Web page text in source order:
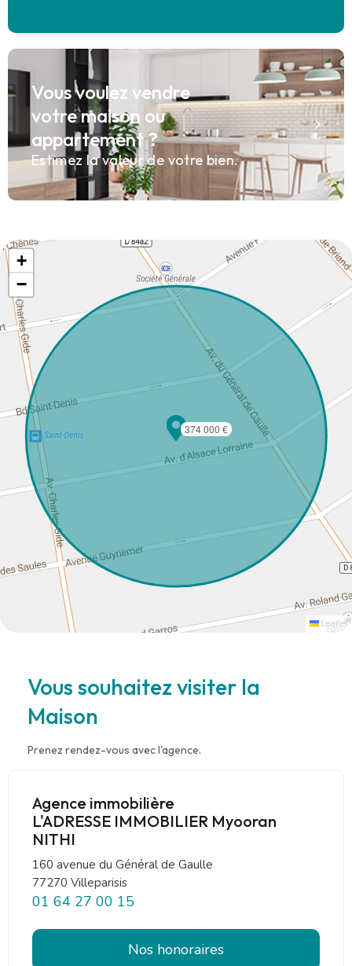
Vous voulez vendre
votre maison ou
appartement ?
Estimez la valeur de votre bien.
374 000 €
+
−
Leaflet
Vous souhaitez visiter la
Maison
Prenez rendez-vous avec l'agence.
Agence immobilière
L'ADRESSE IMMOBILIER Myooran
NITHI
160 avenue du Général de Gaulle
77270 Villeparisis
01 64 27 00 15
Nos honoraires